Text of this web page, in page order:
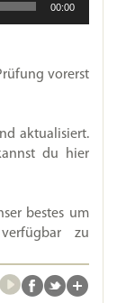
00:00
vorerst
aktualisiert.
du hier
bestes um
zu